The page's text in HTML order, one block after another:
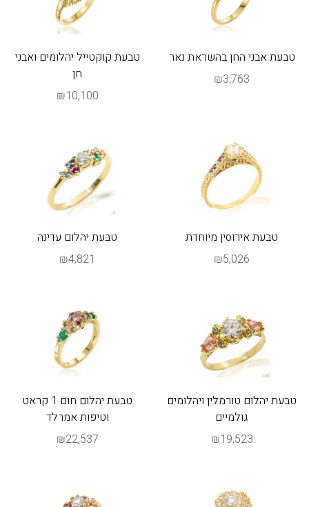
טבעת אבני החן בהשראת נאר
₪3,763
טבעת קוקטייל יהלומים ואבני
חן
₪10,100
טבעת אירוסין מיוחדת
₪5,026
טבעת יהלום עדינה
₪4,821
טבעת יהלום טורמלין ויהלומים
גולמיים
₪19,523
טבעת יהלום חום 1 קראט
וטיפות אמרלד
₪22,537